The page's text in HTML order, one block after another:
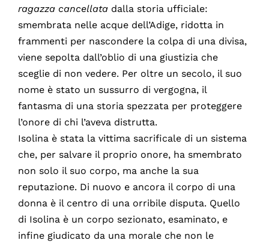
ragazza cancellata dalla storia ufficiale:
smembrata nelle acque dell’Adige, ridotta in
frammenti per nascondere la colpa di una divisa,
viene sepolta dall’oblio di una giustizia che
sceglie di non vedere. Per oltre un secolo, il suo
nome è stato un sussurro di vergogna, il
fantasma di una storia spezzata per proteggere
l’onore di chi l’aveva distrutta.
Isolina è stata la vittima sacrificale di un sistema
che, per salvare il proprio onore, ha smembrato
non solo il suo corpo, ma anche la sua
reputazione. Di nuovo e ancora il corpo di una
donna è il centro di una orribile disputa. Quello
di Isolina è un corpo sezionato, esaminato, e
infine giudicato da una morale che non le